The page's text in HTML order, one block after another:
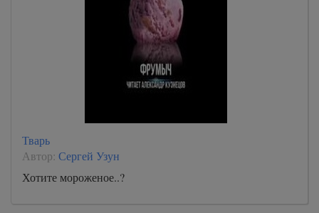
Тварь
Автор: Сергей Узун
Хотите мороженое..?